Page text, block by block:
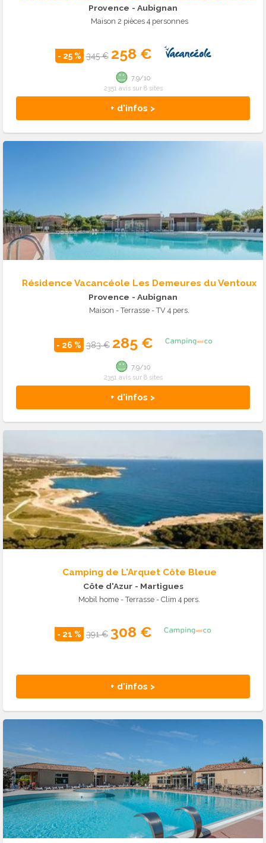
Provence - Aubignan
Maison 2 pièces 4 personnes
- 25 % 345 € 258 €
+ d'infos >
7.9/10
2351 avis sur 8 sites
Résidence Vacancéole Les Demeures du Ventoux
Provence - Aubignan
Maison - Terrasse - TV 4 pers.
- 26 % 383 € 285 €
+ d'infos >
7.9/10
2351 avis sur 8 sites
Camping de L'Arquet Côte Bleue
Côte d'Azur - Martigues
Mobil home - Terrasse - Clim 4 pers.
- 21 % 391 € 308 €
+ d'infos >